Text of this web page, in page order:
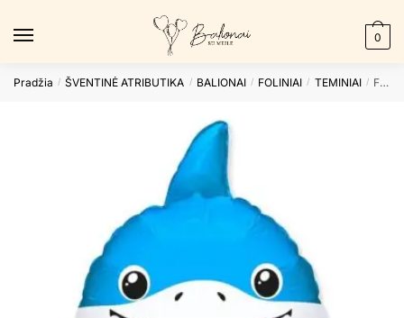
0
Pradžia / ŠVENTINĖ ATRIBUTIKA / BALIONAI / FOLINIAI / TEMINIAI / Folinis balionas SMILING SHARK HEAD nepakuotas